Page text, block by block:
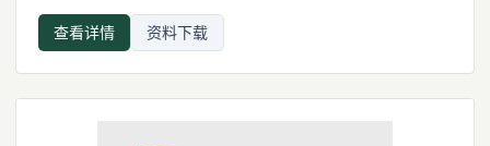
查看详情 资料下载